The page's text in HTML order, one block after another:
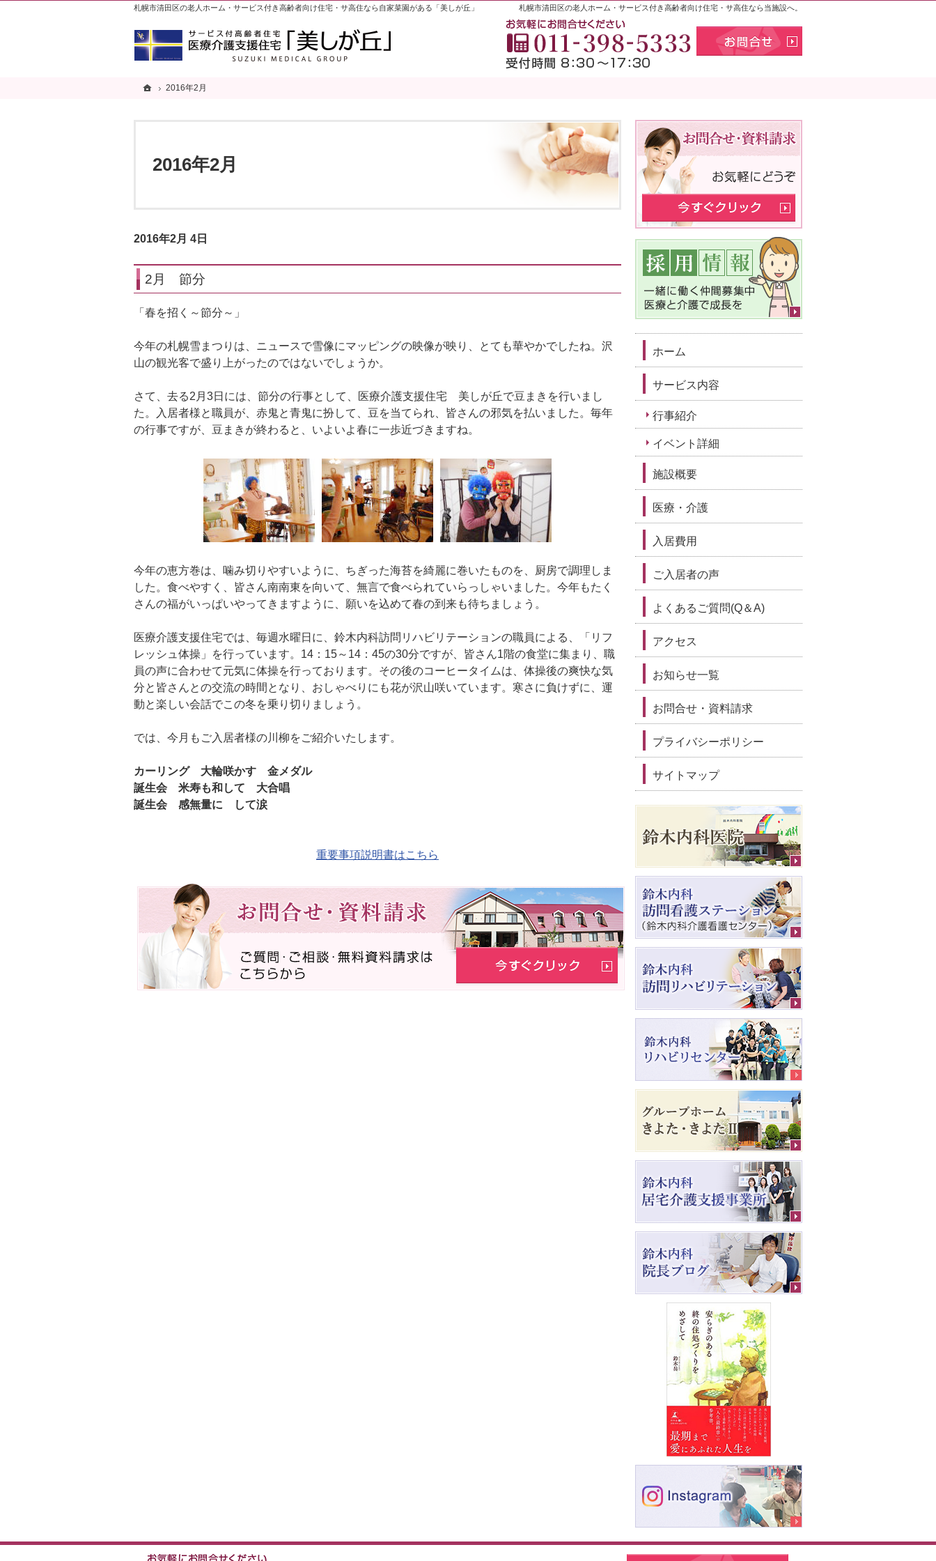
ホーム
2016年2月
2016年2月
札幌市清田区の老人ホーム・サービス付き高齢者向け住宅・サ高住なら当施設へ。
札幌市清田区の老人ホーム・サービス付き高齢者向け住宅・サ高住なら自家菜園がある「美しが丘」
2016年2月 4日
2月 節分
「春を招く～節分～」
今年の札幌雪まつりは、ニュースで雪像にマッピングの映像が映り、とても華やかでしたね。沢
山の観光客で盛り上がったのではないでしょうか。
さて、去る2月3日には、節分の行事として、医療介護支援住宅 美しが丘で豆まきを行いまし
た。入居者様と職員が、赤鬼と青鬼に扮して、豆を当てられ、皆さんの邪気を払いました。毎年
の行事ですが、豆まきが終わると、いよいよ春に一歩近づきますね。
今年の恵方巻は、噛み切りやすいように、ちぎった海苔を綺麗に巻いたものを、厨房で調理しま
した。食べやすく、皆さん南南東を向いて、無言で食べられていらっしゃいました。今年もたく
さんの福がいっぱいやってきますように、願いを込めて春の到来も待ちましょう。
医療介護支援住宅では、毎週水曜日に、鈴木内科訪問リハビリテーションの職員による、「リフ
レッシュ体操」を行っています。14：15～14：45の30分ですが、皆さん1階の食堂に集まり、職
員の声に合わせて元気に体操を行っております。その後のコーヒータイムは、体操後の爽快な気
分と皆さんとの交流の時間となり、おしゃべりにも花が沢山咲いています。寒さに負けずに、運
動と楽しい会話でこの冬を乗り切りましょう。
では、今月もご入居者様の川柳をご紹介いたします。
カーリング 大輪咲かす 金メダル
誕生会 米寿も和して 大合唱
誕生会 感無量に して涙
重要事項説明書はこちら
ホーム
サービス内容
行事紹介
イベント詳細
施設概要
医療・介護
入居費用
ご入居者の声
よくあるご質問(Q＆A)
アクセス
お知らせ一覧
お問合せ・資料請求
プライバシーポリシー
サイトマップ
ホーム
2016年2月